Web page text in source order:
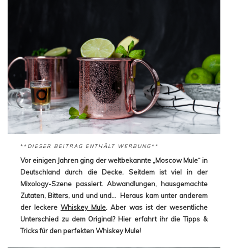
** DIESER BEITRAG ENTHÄLT WERBUNG**
Vor einigen Jahren ging der weltbekannte „Moscow Mule“ in
Deutschland durch die Decke. Seitdem ist viel in der
Mixology-Szene passiert. Abwandlungen, hausgemachte
Zutaten, Bitters, und und und… Heraus kam unter anderem
der leckere Whiskey Mule. Aber was ist der wesentliche
Unterschied zu dem Original? Hier erfahrt ihr die Tipps &
Tricks für den perfekten Whiskey Mule!